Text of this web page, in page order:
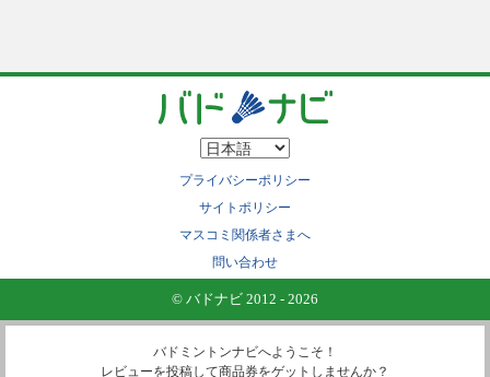
プライバシーポリシー
サイトポリシー
マスコミ関係者さまへ
問い合わせ
© バドナビ 2012 - 2026
バドミントンナビへようこそ！
レビューを投稿して商品券をゲットしませんか？